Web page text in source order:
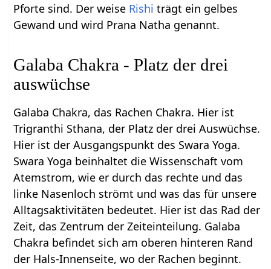
Pforte sind. Der weise Rishi trägt ein gelbes
Gewand und wird Prana Natha genannt.
Galaba Chakra - Platz der drei
auswüchse
Galaba Chakra, das Rachen Chakra. Hier ist
Trigranthi Sthana, der Platz der drei Auswüchse.
Hier ist der Ausgangspunkt des Swara Yoga.
Swara Yoga beinhaltet die Wissenschaft vom
Atemstrom, wie er durch das rechte und das
linke Nasenloch strömt und was das für unsere
Alltagsaktivitäten bedeutet. Hier ist das Rad der
Zeit, das Zentrum der Zeiteinteilung. Galaba
Chakra befindet sich am oberen hinteren Rand
der Hals-Innenseite, wo der Rachen beginnt.